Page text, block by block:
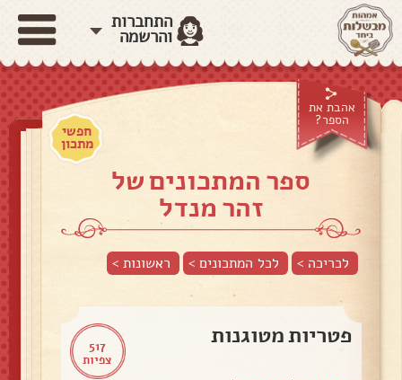
התחברות
והרשמה
אהבת את
הספר?
חפשי
מתכון
ספר המתכונים של
זהר מנדל
לכריכה > לכל המתכונים > ראשונות>
517
צפיות
פטריות מטוגנות